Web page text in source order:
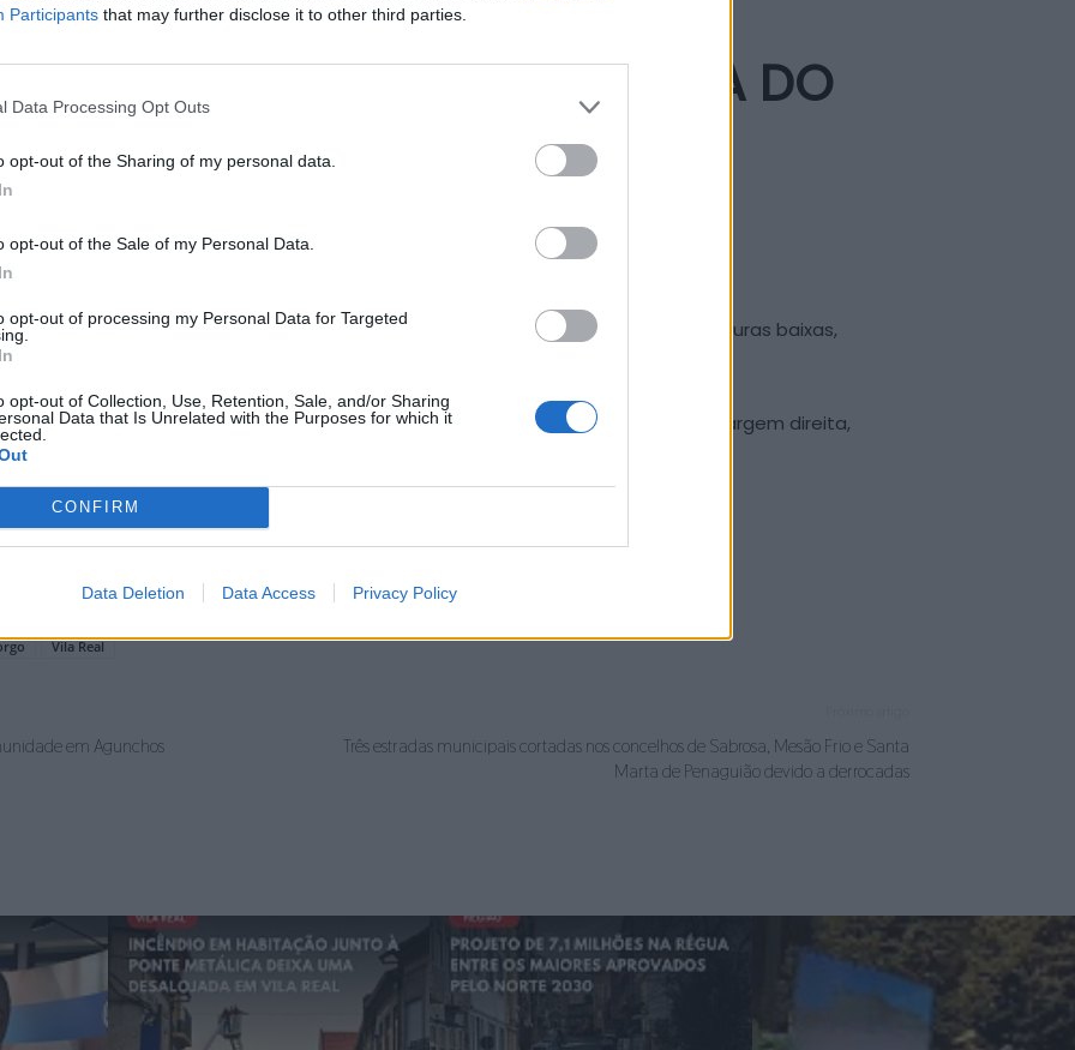
Participants that may further disclose it to other third parties.
Data Processing Opt Outs
opt-out of the Sharing of my personal data.
opt-out of the Sale of my Personal Data.
opt-out of processing my Personal Data for Targeted
opt-out of Collection, Use, Retention, Sale, and/or Sharing
Data that Is Unrelated with the Purposes for which it
CONFIRM
Data Deletion Data Access Privacy Policy
ENCERRADO DEVIDO A SUBIDA DO
por chuvas intensas, depois das depressões que provocaram neve e temperaturas baixas,
água, como é o caso do rio Corgo.
Parque Corgo, recomendando “prudência na circulação pedonal ao longo da margem direita,
onde têm ocorrido episódios de galgamento do rio”.
do Centro de Ciência/parque infantil, encontra-se interdita.
Vila Real
em Agunchos
Três estradas municipais cortadas nos concelhos de Sabrosa, Mesão Frio e Santa
Marta de Penaguião devido a derrocadas